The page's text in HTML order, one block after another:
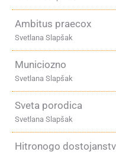
Ambitus praecox
Svetlana Slapšak
Municiozno
Svetlana Slapšak
Sveta porodica
Svetlana Slapšak
Hitronogo